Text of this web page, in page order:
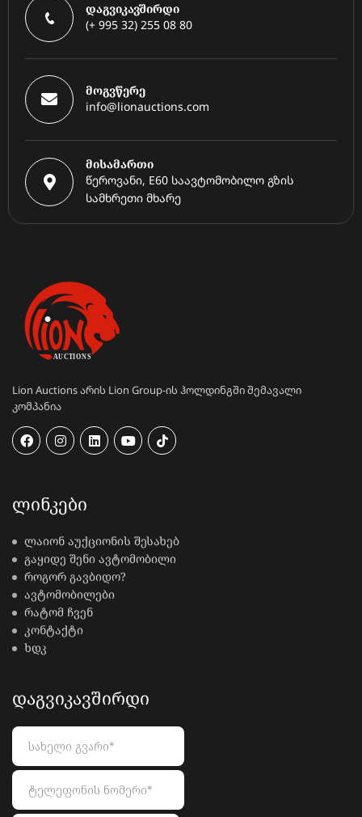
დაგვიკავშირდი
(+ 995 32) 255 08 80
მოგვწერე
info@lionauctions.com
მისამართი
წეროვანი, E60 საავტომობილო გზის
სამხრეთი მხარე
Lion Auctions არის Lion Group-ის ჰოლდინგში შემავალი
კომპანია
ᲚᲘᲜᲙᲔᲑᲘ
ლაიონ აუქციონის შესახებ
გაყიდე შენი ავტომობილი
როგორ გავბიდო?
ავტომობილები
რატომ ჩვენ
კონტაქტი
ხდკ
ᲓᲐᲒᲕᲘᲙᲐᲕᲨᲘᲠᲓᲘ